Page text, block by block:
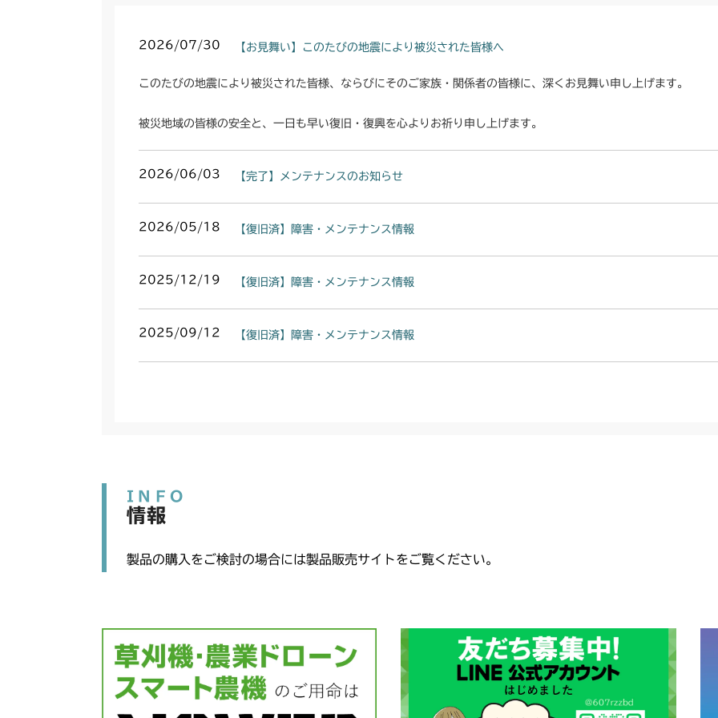
2026/07/30 【お見舞い】このたびの地震により被災された皆様へ
このたびの地震により被災された皆様、ならびにそのご家族・関係者の皆様に、深くお見舞い申し上げます。
被災地域の皆様の安全と、一日も早い復旧・復興を心よりお祈り申し上げます。
2026/06/03 【完了】メンテナンスのお知らせ
2026/05/18 【復旧済】障害・メンテナンス情報
2025/12/19 【復旧済】障害・メンテナンス情報
2025/09/12 【復旧済】障害・メンテナンス情報
INFO
情報
製品の購入をご検討の場合には製品販売サイトをご覧ください。